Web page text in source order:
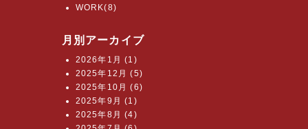
WORK(8)
月別アーカイブ
2026年1月 (1)
2025年12月 (5)
2025年10月 (6)
2025年9月 (1)
2025年8月 (4)